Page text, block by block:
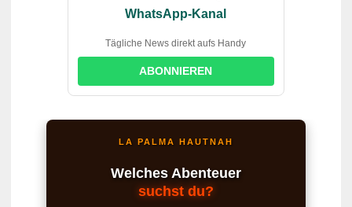
WhatsApp-Kanal
Tägliche News direkt aufs Handy
ABONNIEREN
LA PALMA HAUTNAH
Welches Abenteuer
suchst du?